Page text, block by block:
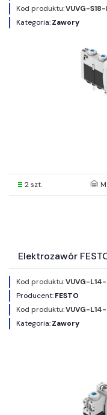
Kod produktu:VUVG-
Kategoria:Zawory
2 szt.
Elektrozawór
Kod produktu:VUVG-
Producent:FESTO
Kod produktu:VUVG-
Kategoria:Zawory